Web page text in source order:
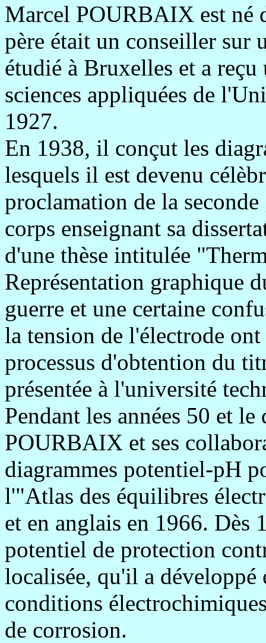
Marcel POURBAIX est né
père était un conseiller sur
étudié à Bruxelles et a
sciences appliquées de
1927.
En 1938, il conçut les
lesquels il est devenu
proclamation de la
corps enseignant sa
d'une thèse intitulée
Représentation graphique
guerre et une certaine
la tension de l'électrode
processus d'obtention du
présentée à l'université
Pendant les années 50 et
POURBAIX et ses
diagrammes potentiel-pH
l'"Atlas des équilibres
et en anglais en 1966. Dès
potentiel de protection
localisée, qu'il a développé
conditions
de corrosion.